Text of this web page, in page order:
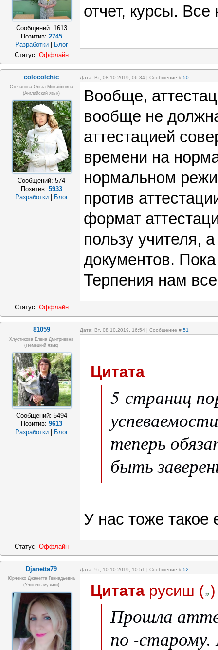
Сообщений: 1613
Позитив: 2745
Разработки
Блог
отчет, курсы. Все
Статус: Оффлайн
colocolchic Дата: Вт, 08.10.2019, 06:34 | Сообщение # 50
Степанова Ольга Михайловна
(Английский язык)
Сообщений:574
Позитив: 5933
Разработки
Блог
Вообще,
вообще не
аттестацией
времени на
нормальном
против
формат
пользу учителя,
документов. Пока
Терпения нам
Статус: Оффлайн
81059 Дата: Вт, 08.10.2019, 16:54 | Сообщение # 51
Хлустикова Елена Дмитриевна
(немецкий язык)
Сообщений: 5494
Позитив: 9613
Разработки
Блог
Цитата
5 страниц
теперь
быть
У нас тоже такое
Статус: Оффлайн
Djanetta79 Дата: Чт, 10.10.2019, 10:51 | Сообщение # 52
Юрченко Джанетта Геннадьевна
(Учитель музыки)
Цитата русиш ( )
Прошла
по -